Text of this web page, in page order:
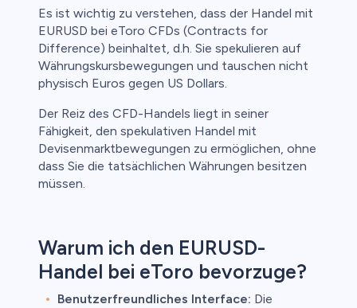
Es ist wichtig zu verstehen, dass der Handel mit
EURUSD bei eToro CFDs (Contracts for
Difference) beinhaltet, d.h. Sie spekulieren auf
Währungskursbewegungen und tauschen nicht
physisch Euros gegen US Dollars.
Der Reiz des CFD-Handels liegt in seiner
Fähigkeit, den spekulativen Handel mit
Devisenmarktbewegungen zu ermöglichen, ohne
dass Sie die tatsächlichen Währungen besitzen
müssen.
Warum ich den EURUSD-
Handel bei eToro bevorzuge?
Benutzerfreundliches Interface: Die